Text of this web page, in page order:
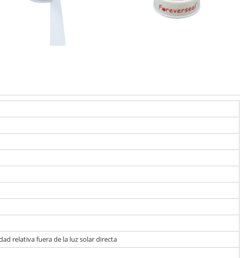
relativa fuera de la luz solar directa